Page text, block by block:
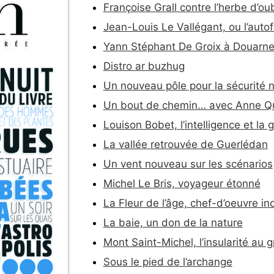
Françoise Grall contre l’herbe
Jean-Louis Le Vallégant, ou
Yann Stéphant De Groix à
Distro ar buzhug
Un nouveau pôle pour la sécurité
Un bout de chemin… avec Anne
Louison Bobet, l’intelligence et la
La vallée retrouvée de Guerlédan
Un vent nouveau sur les scénarios
Michel Le Bris, voyageur étonné
La Fleur de l’âge, chef-d’oeuvre
La baie, un don de la nature
Mont Saint-Michel, l’insularité au
Sous le pied de l’archange